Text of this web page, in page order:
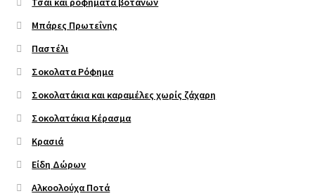
Μπάρες Πρωτεΐνης
Παστέλι
Σοκολατα Ρόφημα
Σοκολατάκια και καραμέλες χωρίς ζάχαρη
Σοκολατάκια Κέρασμα
Κρασιά
Είδη Δώρων
Αλκοολούχα Ποτά